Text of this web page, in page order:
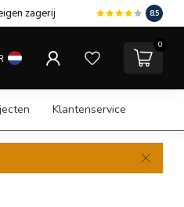
zagerij 8.5
0
Klantenservice